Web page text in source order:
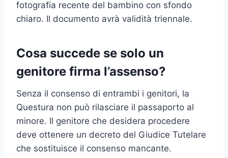
fotografia recente del bambino con sfondo
chiaro. Il documento avrà validità triennale.
Cosa succede se solo un
genitore firma l’assenso?
Senza il consenso di entrambi i genitori, la
Questura non può rilasciare il passaporto al
minore. Il genitore che desidera procedere
deve ottenere un decreto del Giudice Tutelare
che sostituisce il consenso mancante.